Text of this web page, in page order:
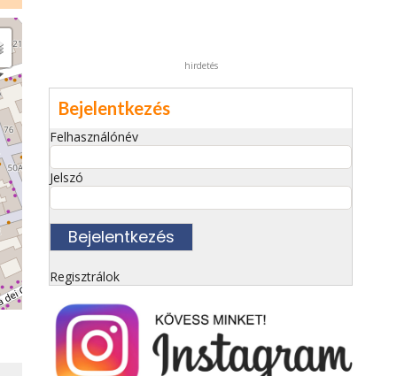
hirdetés
Bejelentkezés
Felhasználónév
Jelszó
Regisztrálok